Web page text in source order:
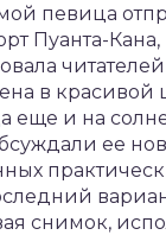
певица
Пуанта-
в
еще и на
ее
снимок,